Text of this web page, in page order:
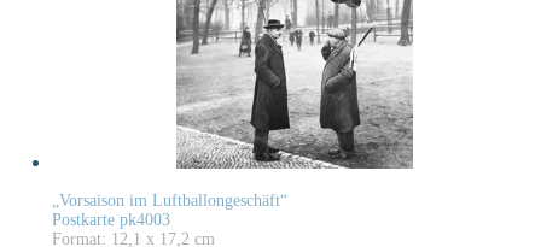
„Vorsaison im Luftballongeschäft“
Postkarte pk4003
Format: 12,1 x 17,2 cm